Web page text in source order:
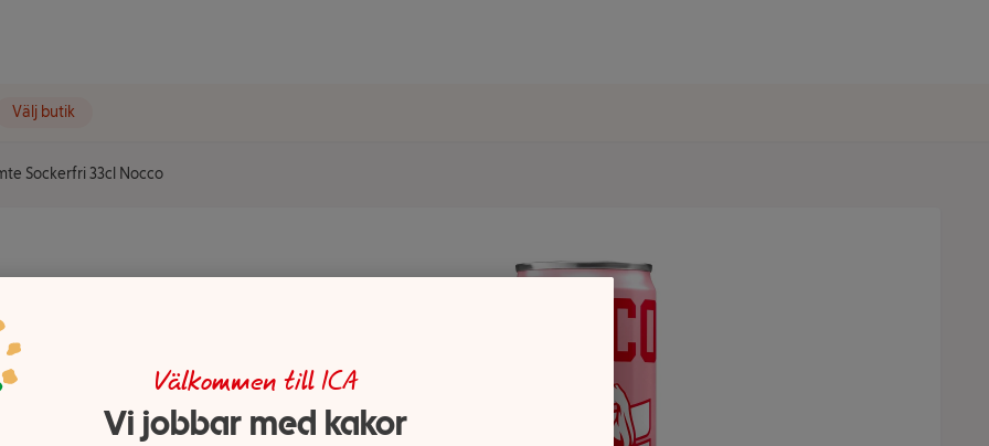
Välj butik
Sockerfri 33cl Nocco
Välkommen till ICA
Vi jobbar med kakor